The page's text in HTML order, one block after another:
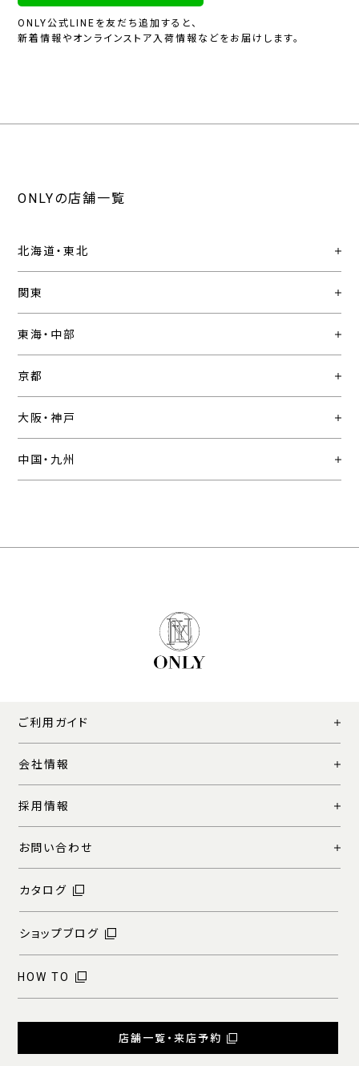
ONLY公式LINEを友だち追加すると、
新着情報やオンラインストア入荷情報などをお届けします。
ONLYの店舗一覧
北海道・東北
関東
東海・中部
京都
大阪・神戸
中国・九州
ご利用ガイド
会社情報
採用情報
お問い合わせ
カタログ
ショップブログ
HOW TO
店舗一覧・来店予約